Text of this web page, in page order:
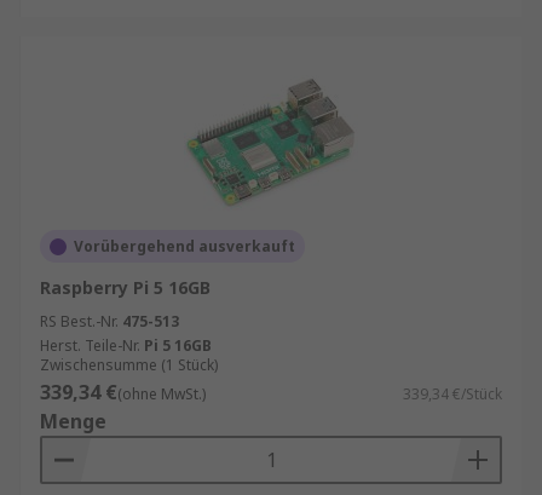
Vorübergehend ausverkauft
Raspberry Pi 5 16GB
RS Best.-Nr. 475-513
Herst. Teile-Nr. Pi 5 16GB
Zwischensumme (1 Stück)
339,34 €(ohne MwSt.) 339,34 €/Stück
Menge